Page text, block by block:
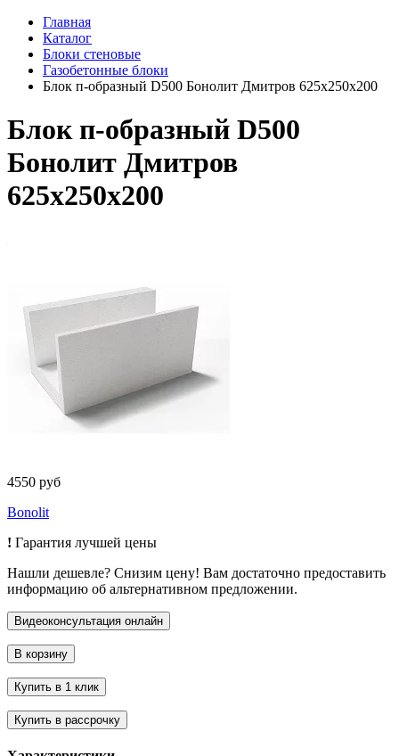
Главная
Каталог
Блоки стеновые
Газобетонные блоки
Блок п-образный D500 Бонолит Дмитров 625х250х200
Блок п-образный D500
Бонолит Дмитров
625х250х200
4550 руб
Bonolit
! Гарантия лучшей цены
Нашли дешевле? Снизим цену! Вам достаточно предоставить
информацию об альтернативном предложении.